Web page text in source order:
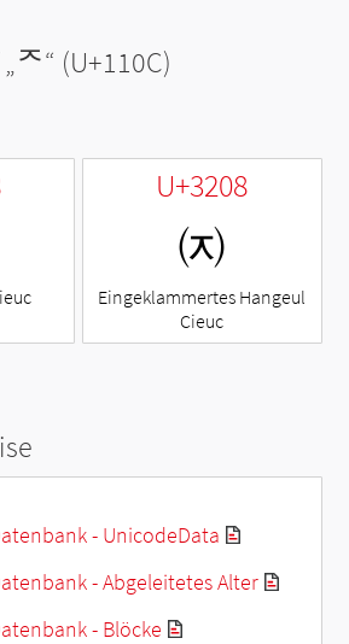
ᄌ“ (U+110C)
U+3208
㈈
Eingeklammertes Hangeul
Cieuc
- UnicodeData
- Abgeleitetes Alter
- Blöcke